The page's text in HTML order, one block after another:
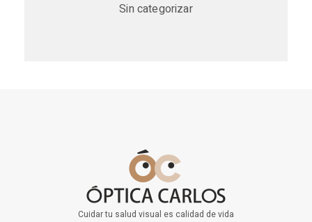
Sin categorizar
Cuidar tu salud visual es calidad de vida